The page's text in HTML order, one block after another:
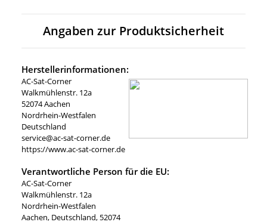
Angaben zur Produktsicherheit
Herstellerinformationen:
AC-Sat-Corner
Walkmühlenstr. 12a
52074 Aachen
Nordrhein-Westfalen
Deutschland
service@ac-sat-corner.de
https://www.ac-sat-corner.de
Verantwortliche Person für die EU:
AC-Sat-Corner
Walkmühlenstr. 12a
Nordrhein-Westfalen
Aachen, Deutschland, 52074